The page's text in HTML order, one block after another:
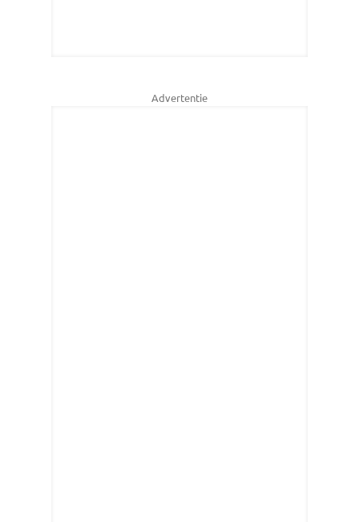
Advertentie